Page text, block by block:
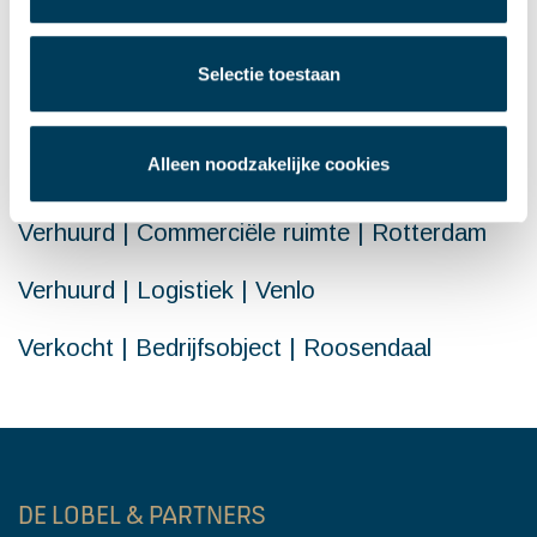
Selectie toestaan
Alleen noodzakelijke cookies
LAATSTE NIEUWS
Aangehuurd | Kantoorruimte | Van Zundert
naar Breda
Verhuurd | De Rooi Pannen | Centrum Breda
Verhuurd | Commerciële ruimte | Rotterdam
Verhuurd | Logistiek | Venlo
Verkocht | Bedrijfsobject | Roosendaal
DE LOBEL & PARTNERS